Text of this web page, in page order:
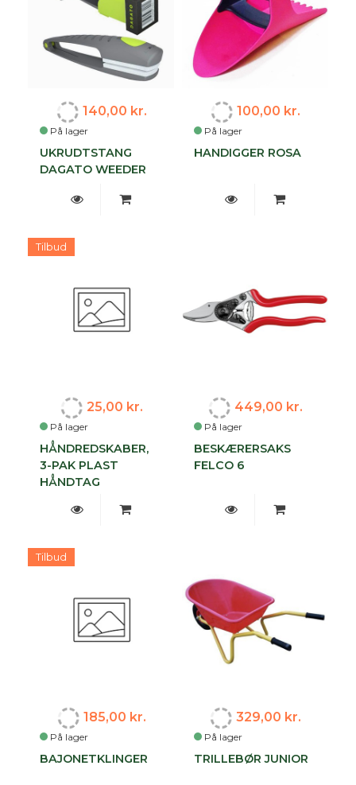
På lager
140,00 kr.
UKRUDTSTANG
DAGATO WEEDER
På lager
100,00 kr.
HANDIGGER ROSA
Tilbud
På lager
25,00 kr.
HÅNDREDSKABER,
3-PAK PLAST
HÅNDTAG
På lager
449,00 kr.
BESKÆRERSAKS
FELCO 6
Tilbud
På lager
185,00 kr.
BAJONETKLINGER
På lager
329,00 kr.
TRILLEBØR JUNIOR